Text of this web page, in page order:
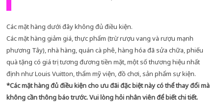
Các mặt hàng dưới đây không đủ điều kiện.
Các mặt hàng giảm giá, thực phẩm (trừ rượu vang và rượu mạnh
phương Tây), nhà hàng, quán cà phê, hàng hóa đã sửa chữa, phiếu
quà tặng có giá trị tương đương tiền mặt, một số thương hiệu nhất
định như Louis Vuitton, thẩm mỹ viện, đồ chơi, sản phẩm sự kiện.
*Các mặt hàng đủ điều kiện cho ưu đãi đặc biệt này có thể thay đổi mà
không cần thông báo trước. Vui lòng hỏi nhân viên để biết chi tiết.